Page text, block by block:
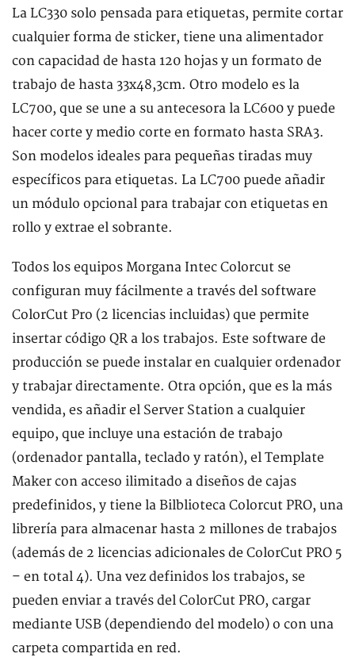
La LC330 solo pensada para etiquetas, permite cortar
cualquier forma de sticker, tiene una alimentador
con capacidad de hasta 120 hojas y un formato de
trabajo de hasta 33x48,3cm. Otro modelo es la
LC700, que se une a su antecesora la LC600 y puede
hacer corte y medio corte en formato hasta SRA3.
Son modelos ideales para pequeñas tiradas muy
específicos para etiquetas. La LC700 puede añadir
un módulo opcional para trabajar con etiquetas en
rollo y extrae el sobrante.
Todos los equipos Morgana Intec Colorcut se
configuran muy fácilmente a través del software
ColorCut Pro (2 licencias incluidas) que permite
insertar código QR a los trabajos. Este software de
producción se puede instalar en cualquier ordenador
y trabajar directamente. Otra opción, que es la más
vendida, es añadir el Server Station a cualquier
equipo, que incluye una estación de trabajo
(ordenador pantalla, teclado y ratón), el Template
Maker con acceso ilimitado a diseños de cajas
predefinidos, y tiene la Bilblioteca Colorcut PRO, una
librería para almacenar hasta 2 millones de trabajos
(además de 2 licencias adicionales de ColorCut PRO 5
– en total 4). Una vez definidos los trabajos, se
pueden enviar a través del ColorCut PRO, cargar
mediante USB (dependiendo del modelo) o con una
carpeta compartida en red.